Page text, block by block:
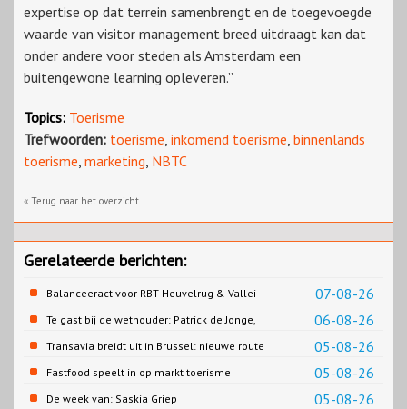
expertise op dat terrein samenbrengt en de toegevoegde
waarde van visitor management breed uitdraagt kan dat
onder andere voor steden als Amsterdam een
buitengewone learning opleveren.”
Topics: Toerisme
Trefwoorden: toerisme inkomend toerisme binnenlands
toerisme marketing NBTC
« Terug naar het overzicht
Gerelateerde berichten:
07-08-26
Balanceeract voor RBT Heuvelrug & Vallei
06-08-26
Te gast bij de wethouder: Patrick de Jonge,
Gemeente Emmen
05-08-26
Transavia breidt uit in Brussel: nieuwe route
naar Porto
05-08-26
Fastfood speelt in op markt toerisme
05-08-26
De week van: Saskia Griep